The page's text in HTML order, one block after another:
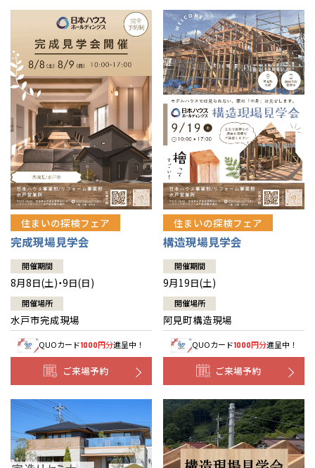
住まいの探検フェア
完成現場見学会
開催期間
8月8日(土)・9日(日)
開催場所
水戸市完成現場
QUOカード1000円分進呈中！
ご来場予約
住まいの探検フェア
構造現場見学会
開催期間
9月19日(土)
開催場所
阿見町構造現場
QUOカード1000円分進呈中！
ご来場予約